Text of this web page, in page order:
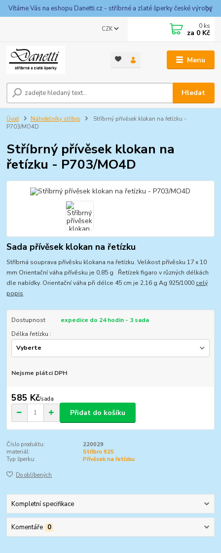
Vítáme Vás na eshopu Danetti.cz - stříbrné a zlaté šperky české výroby
Menu
CZK
Hledat
0 ks
za 0 Kč
Úvod Náhrdelníky stříbro
Stříbrný přívěsek klokan na řetízku -
P703/MO4D
Stříbrný přívěsek klokan na
řetízku - P703/MO4D
Sada přívěsek klokan na řetízku
Stříbrná souprava přívěsku klokana na řetízku. Velikost přívěsku 17 x 10
mm Orientační váha přívěsku je 0,85 g Řetízek figaro v různých délkách
dle nabídky. Orientační váha při délce 45 cm je 2,16 g Ag 925/1000 celý
popis
Dostupnost
expedice do 24 hodin - 3 sada
Délka řetízku :
Nejsme plátci DPH
585 Kč/sada
Přidat do košíku
Číslo produktu:
220029
materiál:
Stříbro 925
Typ šperku:
Přívěsek na řetízku
Do oblíbených
Kompletní specifikace
Komentáře 0